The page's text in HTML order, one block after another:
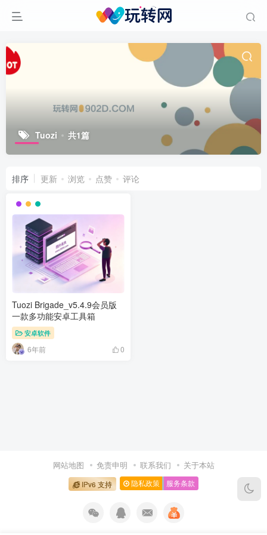
Tuozi 共1篇
排序 更新 浏览 点赞 评论
Tuozi Brigade_v5.4.9会员版
一款多功能安卓工具箱
安卓软件
6年前 0
网站地图 免责申明 联系我们 关于本站
IPv6 支持 隐私政策 服务条款